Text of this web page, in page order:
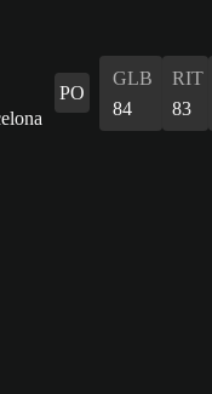
PO
GLB
84
RIT
83